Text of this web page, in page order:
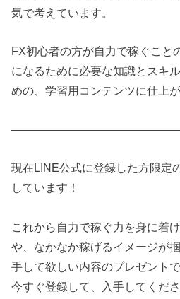
気で考えています。
FX初心者の方が自力で稼ぐこと
になるために必要な知識とスキ
めの、学習用コンテンツに仕上が
現在LINE公式に登録した方限定
しています！
これから自力で稼ぐ力を身に着
や、なかなか稼げるイメージが
手して欲しい内容のプレゼントで
今すぐ登録して、入手してくださ